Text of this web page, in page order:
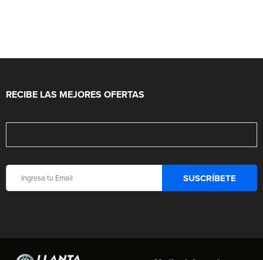
RECIBE LAS MEJORES OFERTAS